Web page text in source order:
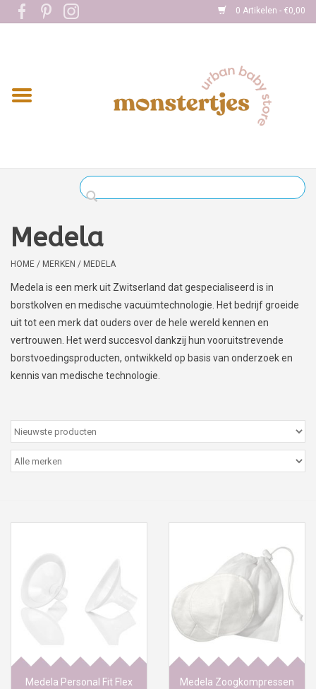
0 Artikelen - €0,00
Home
Kleding
Peter/metergeschenken &
kaartjes
Naar school
Sales
Medela
HOME / MERKEN / MEDELA
Medela is een merk uit Zwitserland dat gespecialiseerd is in
borstkolven en medische vacuümtechnologie. Het bedrijf groeide
uit tot een merk dat ouders over de hele wereld kennen en
vertrouwen. Het werd succesvol dankzij hun vooruitstrevende
borstvoedingsproducten, ontwikkeld op basis van onderzoek en
kennis van medische technologie.
Medela Personal Fit Flex
Medela Zoogkompressen